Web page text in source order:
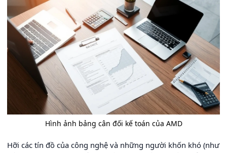
Hình ảnh bảng cân đối kế toán của AMD
Hỡi các tín đồ của công nghệ và những người khốn khó (như